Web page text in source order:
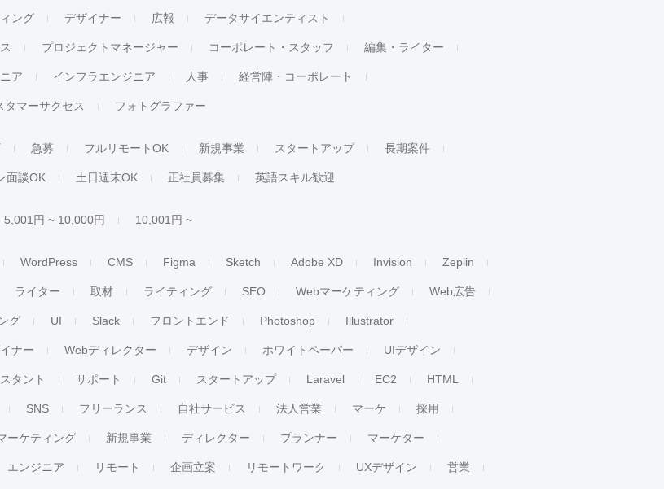
ング デザイナー 広報 データサイエンティスト
プロジェクトマネージャー コーポレート・スタッフ 編集・ライター
ア インフラエンジニア 人事 経営陣・コーポレート
タマーサクセス フォトグラファー
急募 フルリモートOK 新規事業 スタートアップ 長期案件
面談OK 土日週末OK 正社員募集 英語スキル歓迎
5,001円 ~ 10,000円 10,001円 ~
WordPress CMS Figma Sketch Adobe XD Invision Zeplin
ライター 取材 ライティング SEO Webマーケティング Web広告
グ UI Slack フロントエンド Photoshop Illustrator
ナー Webディレクター デザイン ホワイトペーパー UIデザイン
タント サポート Git スタートアップ Laravel EC2 HTML
SNS フリーランス 自社サービス 法人営業 マーケ 採用
ーケティング 新規事業 ディレクター プランナー マーケター
エンジニア リモート 企画立案 リモートワーク UXデザイン 営業